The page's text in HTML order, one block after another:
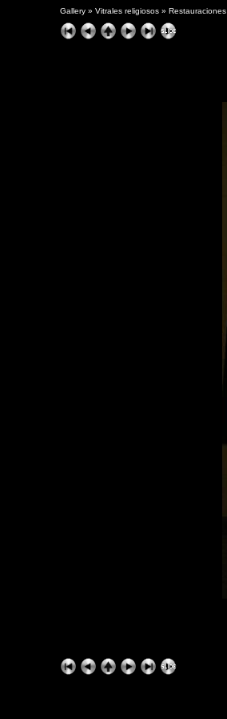
Gallery » Vitrales religiosos » Restauraciones